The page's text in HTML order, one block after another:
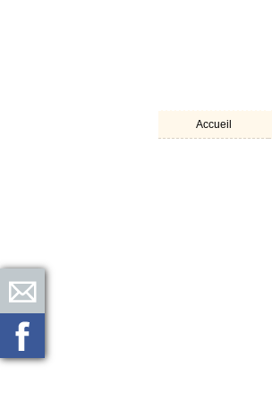
Accueil